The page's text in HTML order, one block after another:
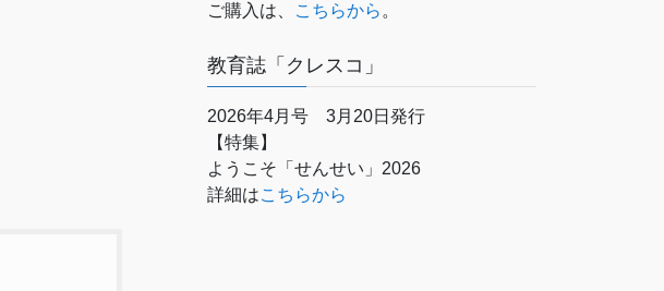
ご購入は、
こちらから 。
教育誌「クレスコ」
2026年4月号 3月20日発行
【特集】
ようこそ「せんせい」2026
詳細はこちらから